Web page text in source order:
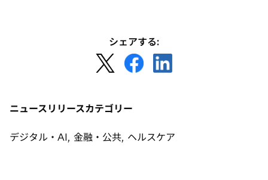
シェアする:
し
タ
で
開
新
で
し
で
ニュースリリースカテゴリー
デジタル・AI, 金融・公共, ヘルスケア